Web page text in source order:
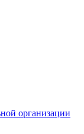
организации